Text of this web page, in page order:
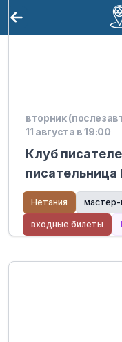
вторник
11 августа в 19:00
Клуб
мастер-
Kiryat
Нетания мастер-
входные билеты